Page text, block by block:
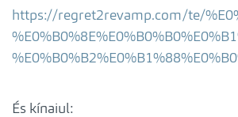
https://regret2revamp.com/te/
És kínaiul: